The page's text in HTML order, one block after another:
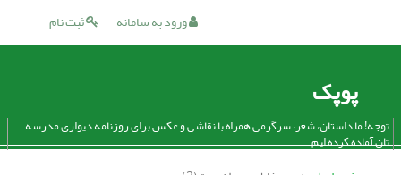
ثبت نام ورود به سامانه
پوپک
توجه! ما داستان، شعر، سرگرمی همراه با نقاشی و عکس برای روزنامه دیواری مدرسه
تان آماده کرده ایم.